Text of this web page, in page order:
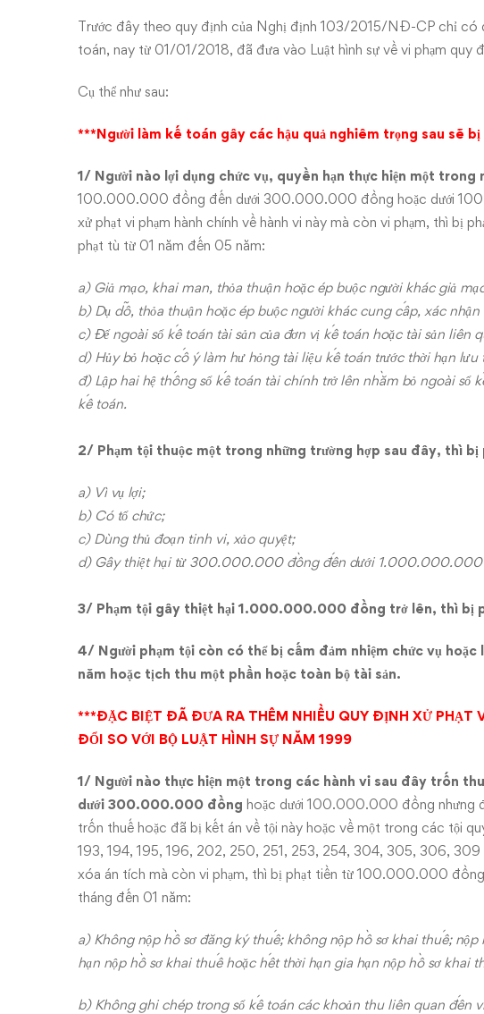
Toán
có
thể
dẫn
đến
ngồi
tù
từ
ngày
01/01/2018
Trước đây theo quy định của Nghị định 103/2015/NĐ-CP chỉ có
toán, nay từ 01/01/2018, đã đưa vào Luật hình sự về vi phạm quy
Cụ thể như sau:
***Người làm kế toán gây các hậu quả nghiêm trọng sau sẽ bị
1/ Người nào lợi dụng chức vụ, quyền hạn thực hiện một trong
100.000.000 đồng đến dưới 300.000.000 đồng hoặc dưới
xử phạt vi phạm hành chính về hành vi này mà còn vi phạm, thì bị
phạt tù từ 01 năm đến 05 năm:
a) Giả mạo, khai man, thỏa thuận hoặc ép buộc người khác giả
b) Dụ dỗ, thỏa thuận hoặc ép buộc người khác cung cấp, xác
c) Để ngoài sổ kế toán tài sản của đơn vị kế toán hoặc tài sản liên
d) Hủy bỏ hoặc cố ý làm hư hỏng tài liệu kế toán trước thời hạn
đ) Lập hai hệ thống sổ kế toán tài chính trở lên nhằm bỏ ngoài sổ
kế toán.
2/ Phạm tội thuộc một trong những trường hợp sau đây, thì
a) Vì vụ lợi;
b) Có tổ chức;
c) Dùng thủ đoạn tinh vi, xảo quyệt;
d) Gây thiệt hại từ 300.000.000 đồng đến dưới 1.000.000.000
3/ Phạm tội gây thiệt hại 1.000.000.000 đồng trở lên, thì bị
4/ Người phạm tội còn có thể bị cấm đảm nhiệm chức vụ
năm hoặc tịch thu một phần hoặc toàn bộ tài sản.
***ĐẶC BIỆT ĐÃ ĐƯA RA THÊM NHIỀU QUY ĐỊNH XỬ PHẠT
ĐỔI SO VỚI BỘ LUẬT HÌNH SỰ NĂM 1999
1/ Người nào thực hiện một trong các hành vi sau đây trốn
dưới 300.000.000 đồng hoặc dưới 100.000.000 đồng nhưng
trốn thuế hoặc đã bị kết án về tội này hoặc về một trong các tội
193, 194, 195, 196, 202, 250, 251, 253, 254, 304, 305, 306, 309
xóa án tích mà còn vi phạm, thì bị phạt tiền từ 100.000.000
tháng đến 01 năm:
a) Không nộp hồ sơ đăng ký thuế; không nộp hồ sơ khai thuế;
hạn nộp hồ sơ khai thuế hoặc hết thời hạn gia hạn nộp hồ sơ khai
b) Không ghi chép trong sổ kế toán các khoản thu liên quan đến